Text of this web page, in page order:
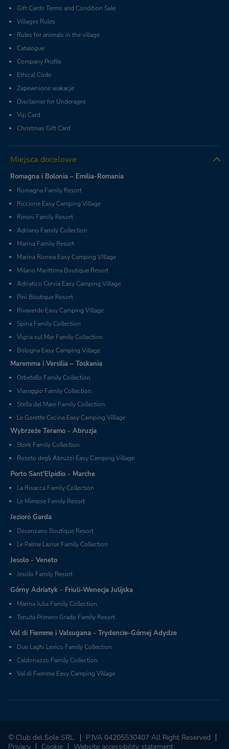
Gift Cards Terms and Condition Sale
Villages Rules
Rules for animals in the village
Catalogue
Company Profile
Ethical Code
Zapewnione wakacje
Disclaimer for Underages
Vip Card
Christmas Gift Card
Miejsca docelowe
Romagna i Bolonia – Emilia-Romania
Romagna Family Resort
Riccione Easy Camping Village
Rimini Family Resort
Adriano Family Collection
Marina Family Resort
Marina Romea Easy Camping Village
Milano Marittima Boutique Resort
Adriatico Cervia Easy Camping Village
Pini Boutique Resort
Rivaverde Easy Camping Village
Spina Family Collection
Vigna sul Mar Family Collection
Bologna Easy Camping Village
Maremma i Versilia – Toskania
Orbetello Family Collection
Viareggio Family Collection
Stella del Mare Family Collection
Le Gorette Cecina Easy Camping Village
Wybrzeże Teramo - Abruzja
Stork Family Collection
Roseto degli Abruzzi Easy Camping Village
Porto Sant'Elpidio - Marche
La Risacca Family Collection
Le Mimose Family Resort
Jezioro Garda
Desenzano Boutique Resort
Le Palme Lazise Family Collection
Jesolo - Veneto
Jesolo Family Resort
Górny Adriatyk - Friuli-Wenecja Julijska
Marina Julia Family Collection
Tenuta Primero Grado Family Resort
Val di Fiemme i Valsugana - Trydencie-Górnej Adydze
Due Laghi Levico Family Collection
Caldonazzo Family Collection
Val di Fiemme Easy Camping Village
© Club del Sole SRL.
P.IVA 04205530407 All Right Reserved
Privacy
Cookie Website accessibility statement